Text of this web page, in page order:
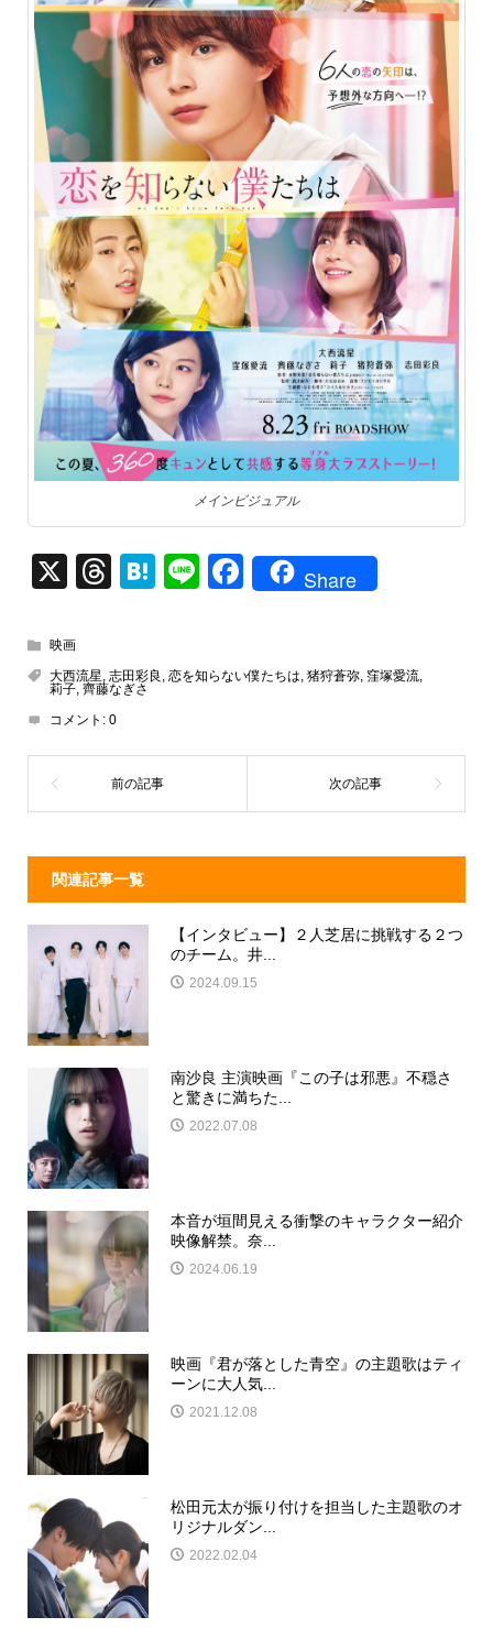
メインビジュアル
X T
a
d
s
H
n
Li F
e
o
k
Share
映画
大西流星 志田彩良 恋を知らない僕たちは 猪狩蒼弥, 窪塚愛流,
莉子, 齊藤なぎさ
コメント: 0
関連記事一覧
【インタビュー】２人芝居に挑戦する２つ
のチーム。井...
2024.09.15
南沙良 主演映画『この子は邪悪』不穏さ
と驚きに満ちた...
2022.07.08
本音が垣間見える衝撃のキャラクター紹介
映像解禁。奈...
2024.06.19
映画『君が落とした青空』の主題歌はティ
ーンに大人気...
2021.12.08
松田元太が振り付けを担当した主題歌のオ
リジナルダン...
2022.02.04